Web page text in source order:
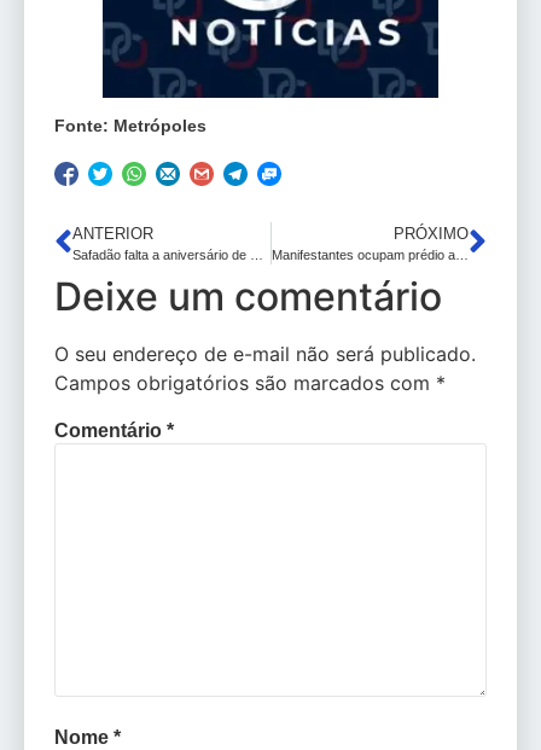
Fonte: Metrópoles
ANTERIOR PRÓXIMO
Manifestantes ocupam prédio abandonado do Ministério da Saúde em SP
Deixe um comentário
O seu endereço de e-mail não será publicado.
Campos obrigatórios são marcados com *
Comentário *
Nome *